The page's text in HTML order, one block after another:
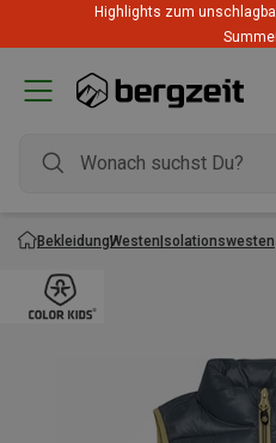
Highlights zum
BekleidungWestenIsolationswesten